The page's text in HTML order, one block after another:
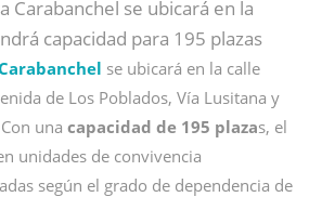
Carabanchel se ubicará en la
capacidad para 195 plazas
se ubicará en la calle
de Los Poblados, Vía Lusitana y
una capacidad de 195 plazas, el
unidades de convivencia
según el grado de dependencia de